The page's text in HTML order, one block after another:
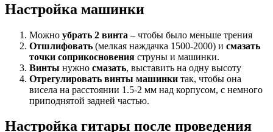
Настройка машинки
Можно убрать 2 винта – чтобы было меньше трения
Отшлифовать (мелкая наждачка 1500-2000) и смазать
точки соприкосновения струны и машинки.
Винты нужно смазать, выставить на одну высоту
Отрегулировать винты машинки так, чтобы она
висела на расстоянии 1.5-2 мм над корпусом, с немного
приподнятой задней частью.
Настройка гитары после проведения